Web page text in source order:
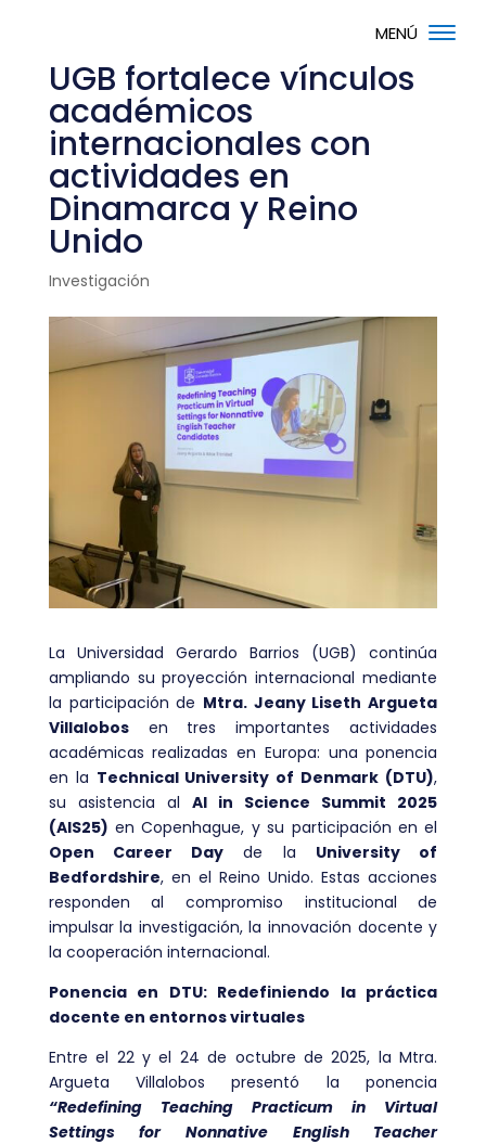
UGB fortalece vínculos
académicos
internacionales con
actividades en
Dinamarca y Reino
Unido
Investigación
La Universidad Gerardo Barrios (UGB) continúa
ampliando su proyección internacional mediante
la participación de Mtra. Jeany Liseth Argueta
Villalobosen tres importantes actividades
académicas realizadas en Europa: una ponencia
en la Technical University of Denmark (DTU),
su asistencia al AI in Science Summit 2025
(AIS25) en Copenhague, y su participación en el
Open Career Day de la University of
Bedfordshire, en el Reino Unido. Estas acciones
responden al compromiso institucional de
impulsar la investigación, la innovación docente y
la cooperación internacional.
Ponencia en DTU: Redefiniendo la práctica
docente en entornos virtuales
Entre el 22 y el 24 de octubre de 2025, la Mtra.
Argueta Villalobos presentó la ponencia
“Redefining Teaching Practicum in Virtual
Settings for Nonnative English Teacher